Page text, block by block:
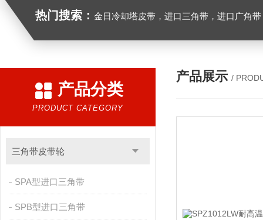
热门搜索： 金日冷却塔皮带，进口三角带，进口广角带，进口同步带，进口空压机皮
产品分类
PRODUCT CATEGORY
三角带皮带轮
SPA型进口三角带
SPB型进口三角带
产品展示 /